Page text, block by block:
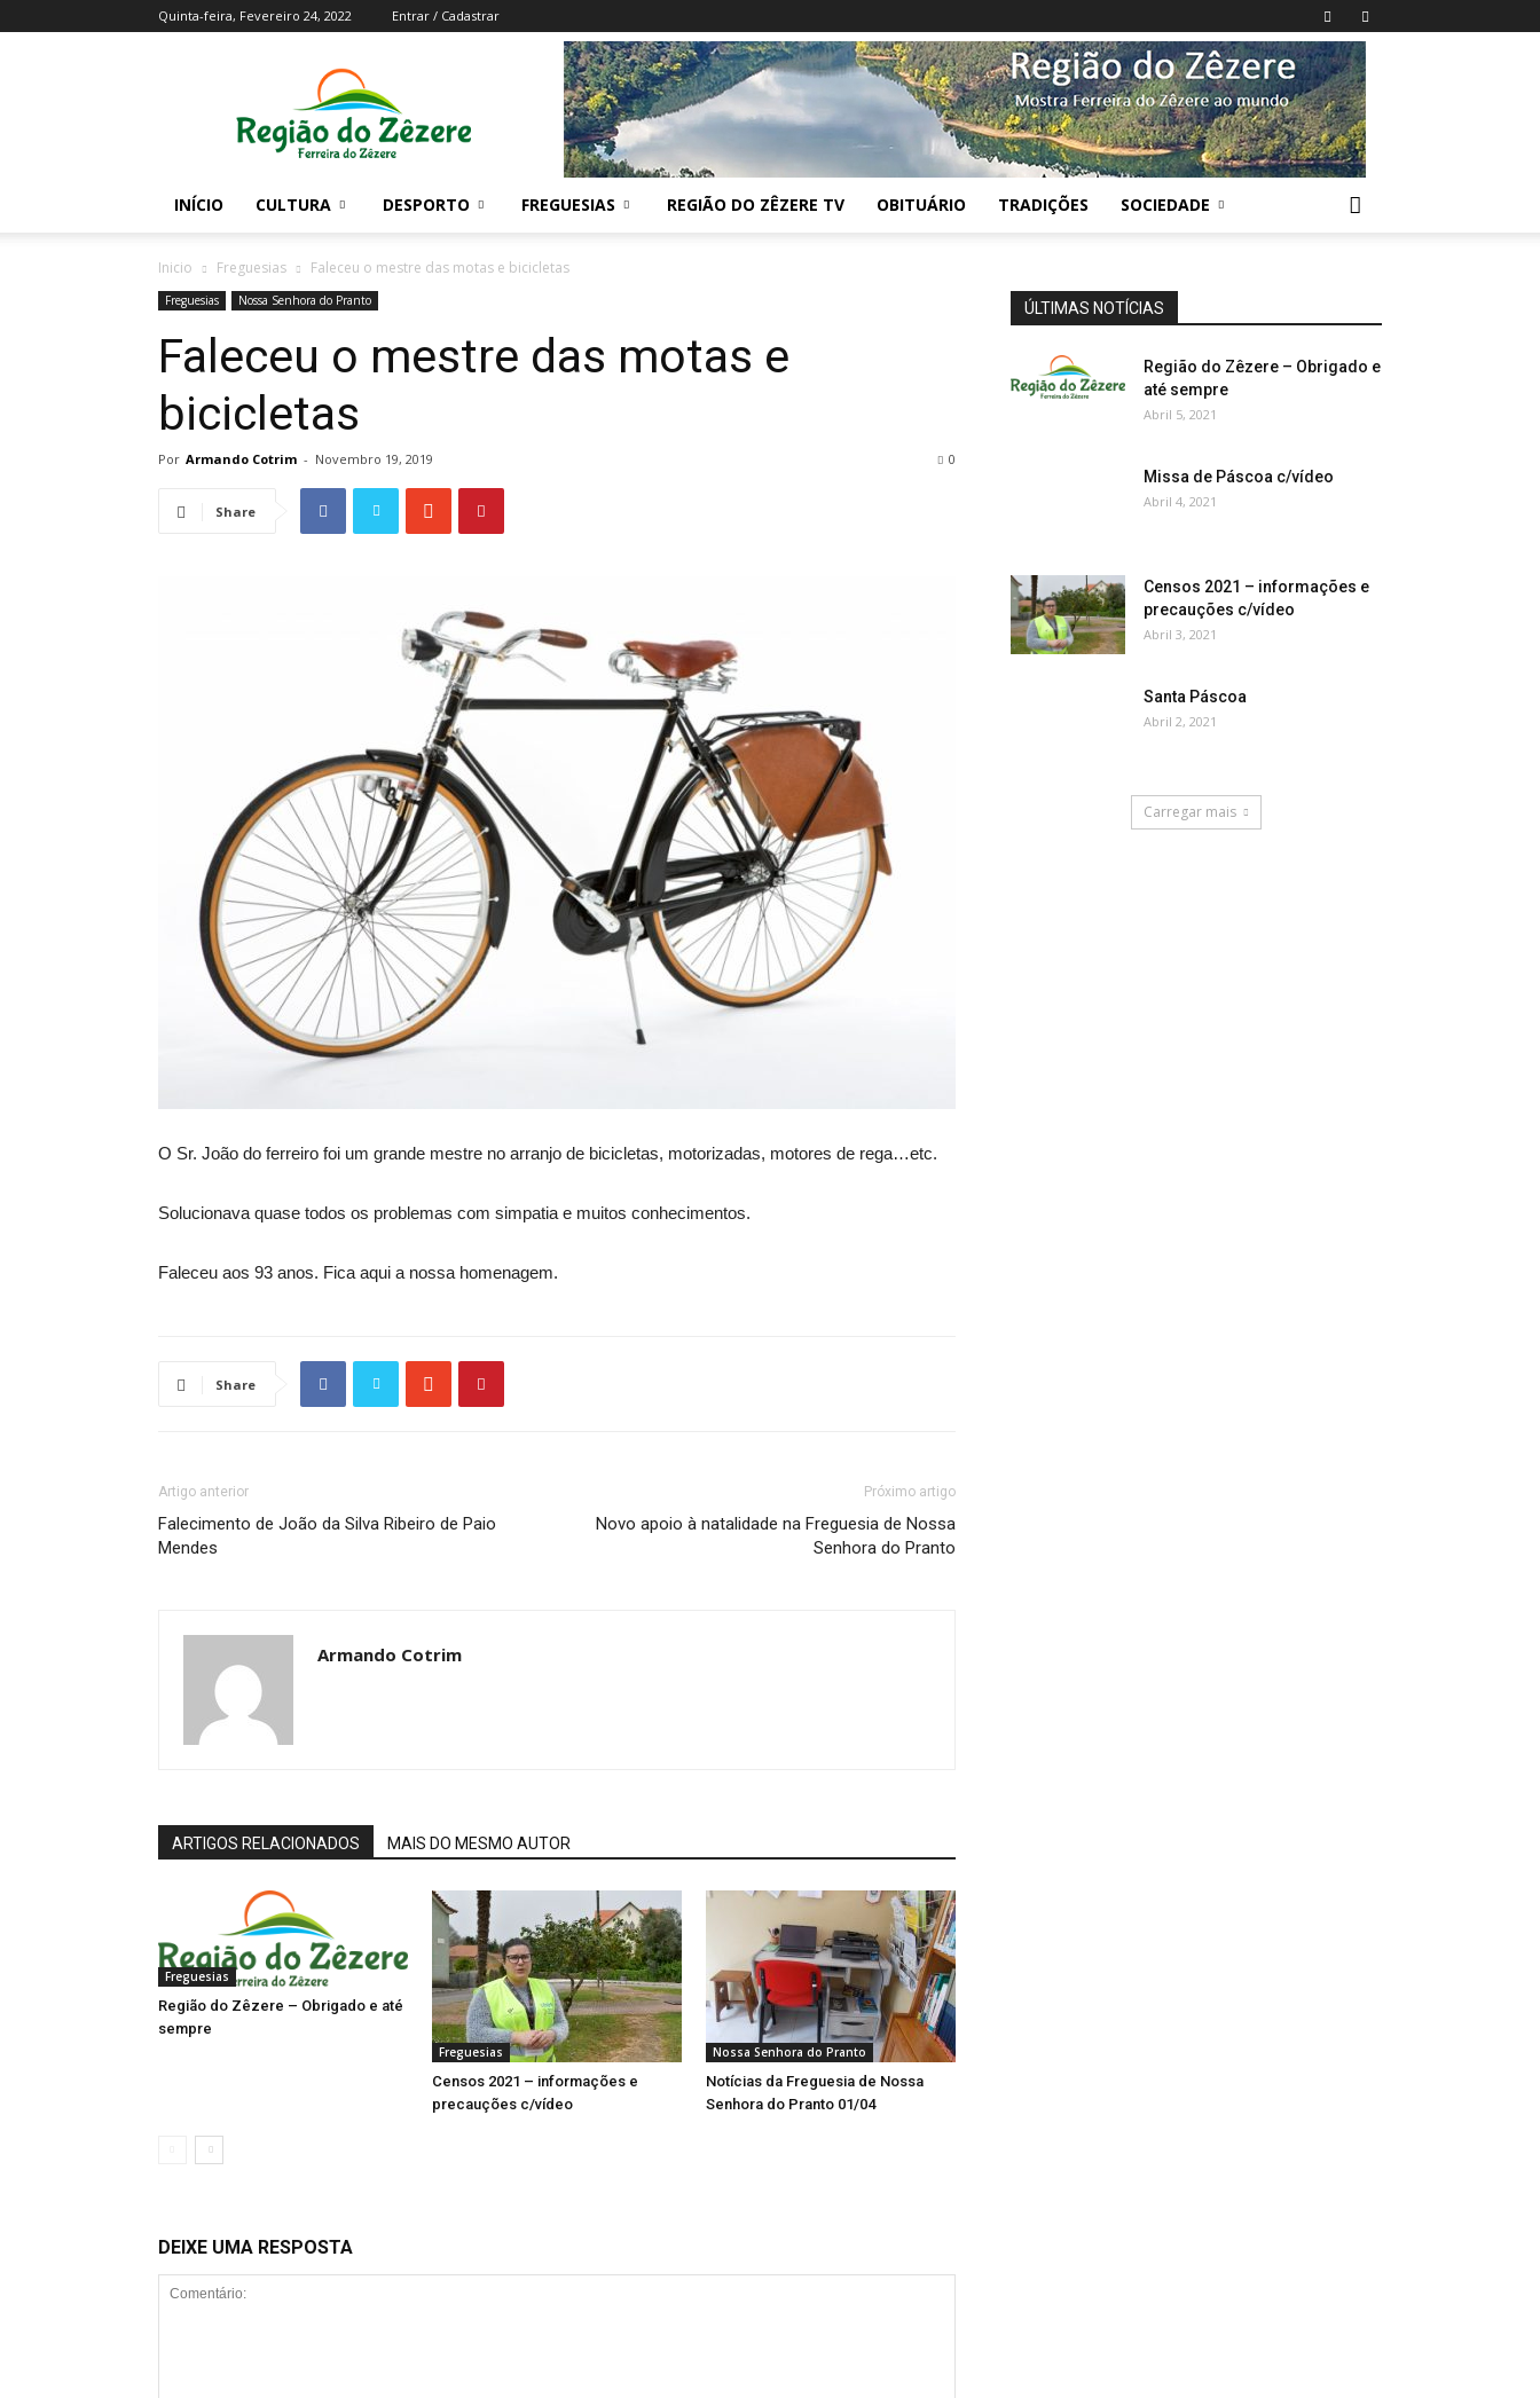
Quinta-feira, Fevereiro 24, 2022 Entrar / Cadastrar
Zezere
INÍCIO CULTURA DESPORTO FREGUESIAS REGIÃO DO ZÊZERE TV OBITUÁRIO TRADIÇÕES SOCIEDADE
Inicio Freguesias Faleceu o mestre das motas e bicicletas
Freguesias Nossa Senhora do Pranto
Faleceu o mestre das motas e
bicicletas
Por Armando Cotrim - Novembro 19, 2019 0
Share
O Sr. João do ferreiro foi um grande mestre no arranjo de bicicletas, motorizadas, motores de rega…etc.
Solucionava quase todos os problemas com simpatia e muitos conhecimentos.
Faleceu aos 93 anos. Fica aqui a nossa homenagem.
Share
Artigo anterior
Falecimento de João da Silva Ribeiro de Paio
Mendes
Próximo artigo
Novo apoio à natalidade na Freguesia de Nossa
Senhora do Pranto
Armando Cotrim
ARTIGOS RELACIONADOS MAIS DO MESMO AUTOR
Freguesias
Região do Zêzere – Obrigado e até
sempre
Freguesias
Censos 2021 – informações e
precauções c/vídeo
Nossa Senhora do Pranto
Notícias da Freguesia de Nossa
Senhora do Pranto 01/04
DEIXE UMA RESPOSTA
ÚLTIMAS NOTÍCIAS
Região do Zêzere – Obrigado e
até sempre
Abril 5, 2021
Missa de Páscoa c/vídeo
Abril 4, 2021
Censos 2021 – informações e
precauções c/vídeo
Abril 3, 2021
Santa Páscoa
Abril 2, 2021
Carregar mais